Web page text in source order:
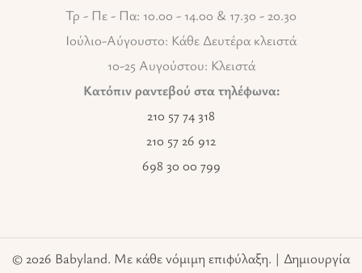
Τρ - Πε - Πα: 10.00 - 14.00 & 17.30 - 20.30
Ιούλιο-Αύγουστο: Κάθε Δευτέρα κλειστά
10-25 Αυγούστου: Κλειστά
Κατόπιν ραντεβού στα τηλέφωνα:
210 57 74 318
210 57 26 912
698 30 00 799
© 2026 Babyland. Με κάθε νόμιμη επιφύλαξη. | Δημιουργία